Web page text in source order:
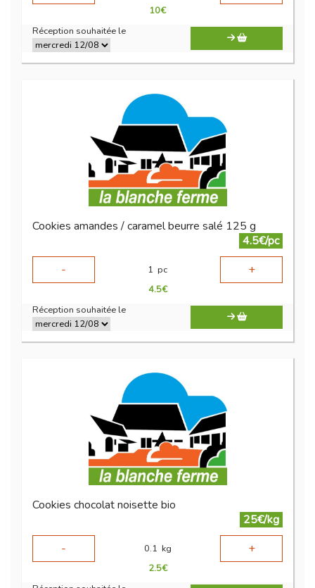
10€
Réception souhaitée le
Cookies amandes / caramel beurre salé 125 g
4.5€/pc
-
1 pc +
4.5€
Réception souhaitée le
Cookies chocolat noisette bio
25€/kg
-
0.1 kg +
2.5€